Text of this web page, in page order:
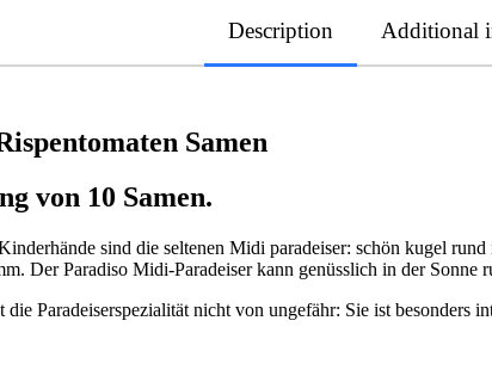
Description Additional
Samen
von 10 Samen.
sind die seltenen Midi paradeiser: schön kugel
Der Paradiso Midi-Paradeiser kann genüsslich in der Sonne
die Paradeiserspezialität nicht von ungefähr: Sie ist